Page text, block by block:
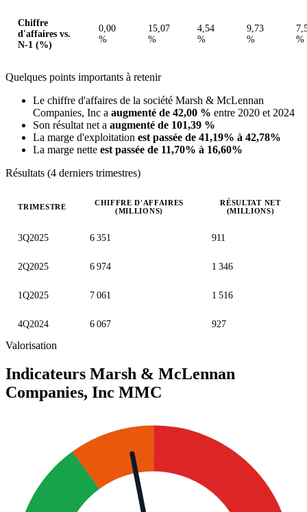
Chiffre
d'affaires vs.
N-1 (%)
0,00
%
15,07
%
4,54
%
9,73
%
%
Quelques points importants à retenir
Le chiffre d'affaires de la société Marsh & McLennan
Companies, Inc a augmenté de 42,00 % entre 2020 et 2024
Son résultat net a augmenté de 101,39 %
La marge d'exploitation est passée de 41,19% à 42,78%
La marge nette est passée de 11,70% à 16,60%
Résultats (4 derniers trimestres)
TRIMESTRE
CHIFFRE D'AFFAIRES
(MILLIONS)
RÉSULTAT NET
(MILLIONS)
3Q2025 6 351 911
2Q2025 6 974 1 346
1Q2025 7 061 1 516
4Q2024 6 067 927
Valorisation
Indicateurs Marsh & McLennan
Companies, Inc MMC